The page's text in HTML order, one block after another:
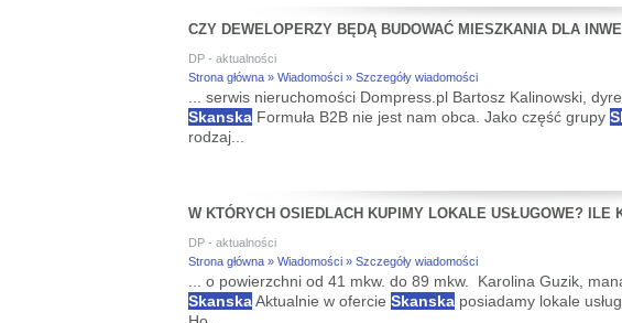
CZY DEWELOPERZY BĘDĄ BUDOWAĆ MIESZKANIA DLA
DP - aktualności
Strona główna » Wiadomości » Szczegóły wiadomości
... serwis nieruchomości Dompress.pl Bartosz Kalinowski,
Skanska Formuła B2B nie jest nam obca. Jako część grupy
rodzaj...
W KTÓRYCH OSIEDLACH KUPIMY LOKALE USŁUGOWE? ILE
DP - aktualności
Strona główna » Wiadomości » Szczegóły wiadomości
... o powierzchni od 41 mkw. do 89 mkw. Karolina Guzik,
SkanskaAktualnie w ofercie Skanska posiadamy lokale